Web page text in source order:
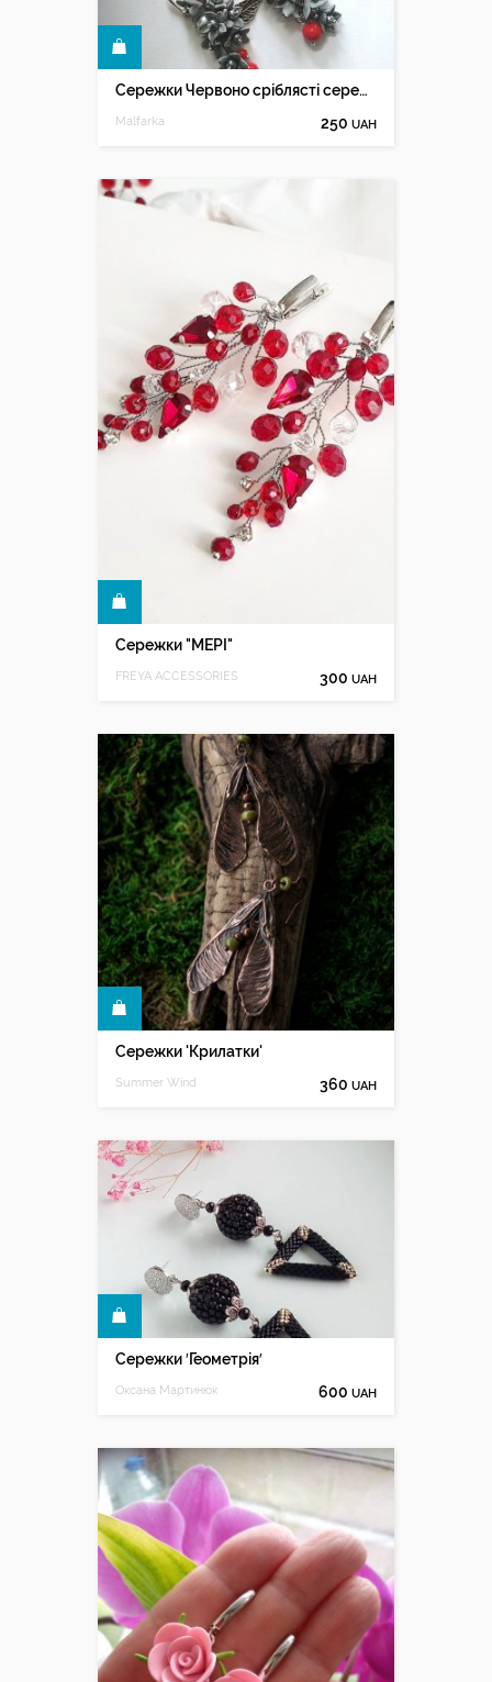
Сережки Червоно сріблясті сережки з кораллами
Malfarka 250 UAH
Сережки "МЕРІ"
FREYA ACCESSORIES 300 UAH
Сережки 'Крилатки'
Summer Wind 360 UAH
Сережки ′Геометрія′
Оксана Мартинюк 600 UAH